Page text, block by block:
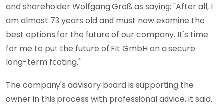
and shareholder Wolfgang Groß as saying: "After all, I
am almost 73 years old and must now examine the
best options for the future of our company. It's time
for me to put the future of Fit GmbH on a secure
long-term footing."
The company's advisory board is supporting the
owner in this process with professional advice, it said.